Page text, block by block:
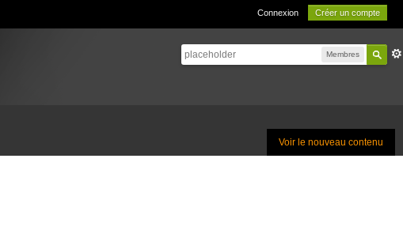
Connexion Créer un compte
Membres
Voir le nouveau contenu